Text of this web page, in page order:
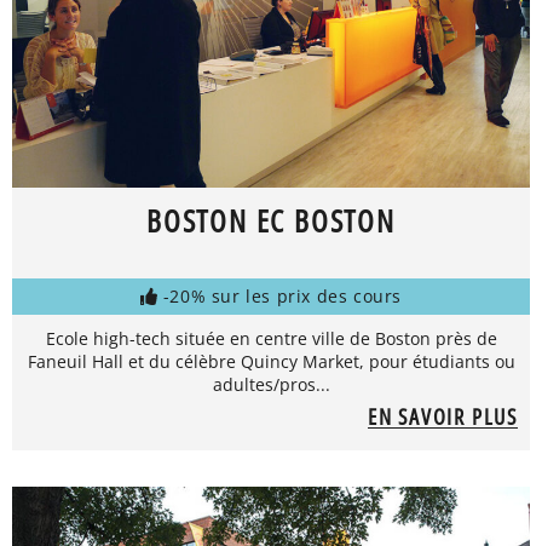
BOSTON EC BOSTON
-20% sur les prix des cours
Ecole high-tech située en centre ville de Boston près de
Faneuil Hall et du célèbre Quincy Market, pour étudiants ou
adultes/pros...
EN SAVOIR PLUS